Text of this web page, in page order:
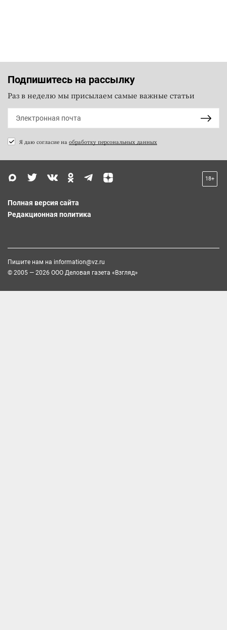
Подпишитесь на рассылку
Раз в неделю мы присылаем самые важные статьи
Я даю согласие на обработку персональных данных
18+
Полная версия сайта
Редакционная политика
Пишите нам на information@vz.ru
© 2005 — 2026 ООО Деловая газета «Взгляд»